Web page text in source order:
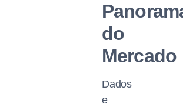
do
Mercado​
Dados
e